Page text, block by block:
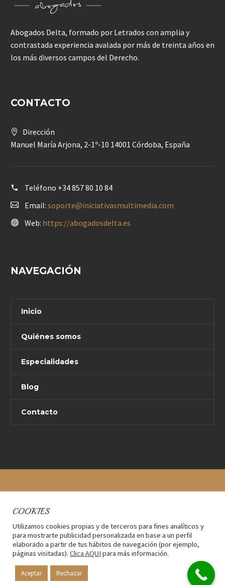
Abogados Delta, formado por Letrados con amplia y
contrastada experiencia avalada por más de treinta años en
los más diversos campos del Derecho.
CONTACTO
Dirección
Manuel María Arjona, 2-1º-10 14001 Córdoba, España
Teléfono +34 857 80 10 84
Email: soporte@iniciativasmultimedia.com
Web: https://abogadosdelta.es
NAVEGACIÓN
Inicio
Quiénes somos
Especialidades
Blog
Contacto
2017 © Delta Abogados BufeteAviso legal-Política de
COOKIES
Utilizamos cookies propias y de terceros para fines analíticos y
para mostrarte publicidad personalizada en base a un perfil
elaborado a partir de tus hábitos de navegación (por ejemplo,
páginas visitadas). Clica AQUI para más información.
Aceptar Rechazar